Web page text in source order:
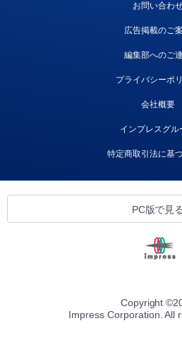
お問い合わ
広告掲載のご
編集部へのご
プライバシーポ
会社概要
インプレスグル
特定商取引法に基
PC版で見る
Copyright ©
Impress Corporation. All